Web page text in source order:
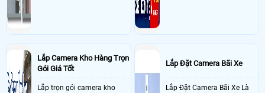
Lắp Camera Kho Hàng Trọn
Gói Giá Tốt
Lắp trọn gói camera kho
Lắp Đặt Camera Bãi Xe
Lắp Đặt Camera Bãi Xe Là